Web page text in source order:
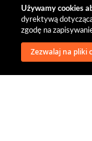
Używamy cookies
dyrektywą
zgodę na
Zezwalaj na pliki